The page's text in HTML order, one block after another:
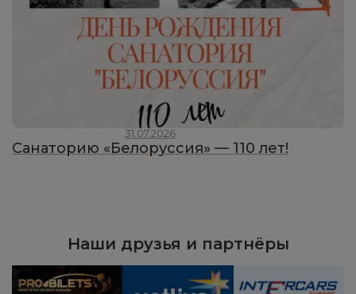
31.07.2026
Санаторию «Белоруссия» — 110 лет!
Наши друзья и партнёры